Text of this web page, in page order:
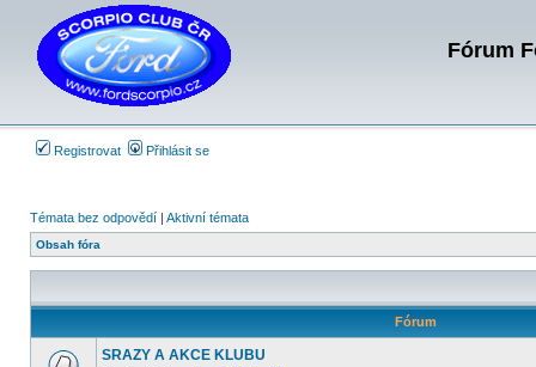
Fórum
Registrovat Přihlásit se
Témata bez odpovědí | Aktivní témata
Obsah fóra
Fórum
SRAZY A AKCE KLUBU